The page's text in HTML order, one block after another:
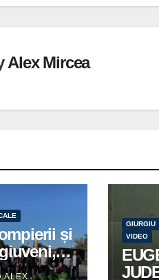
Alex Mircea
și
de
ALEX
GIURGIU
VIDEO